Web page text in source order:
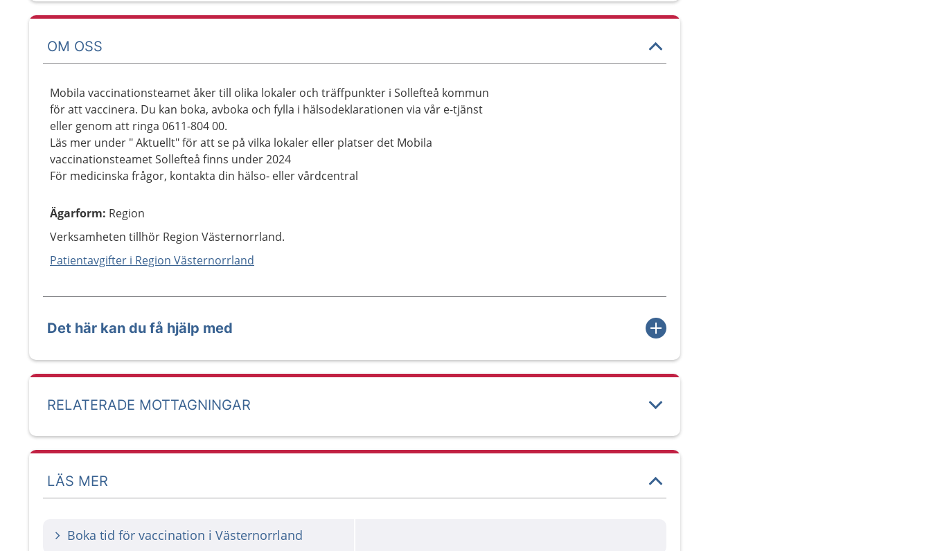
OM OSS
Mobila vaccinationsteamet åker till olika lokaler och träffpunkter i Sollefteå kommun
för att vaccinera. Du kan boka, avboka och fylla i hälsodeklarationen via vår e-tjänst
eller genom att ringa 0611-804 00.
Läs mer under " Aktuellt" för att se på vilka lokaler eller platser det Mobila
vaccinationsteamet Sollefteå finns under 2024
För medicinska frågor, kontakta din hälso- eller vårdcentral
Ägarform: Region
Verksamheten tillhör Region Västernorrland.
Patientavgifter i Region Västernorrland
Det här kan du få hjälp med
RELATERADE MOTTAGNINGAR
LÄS MER
Boka tid för vaccination i Västernorrland